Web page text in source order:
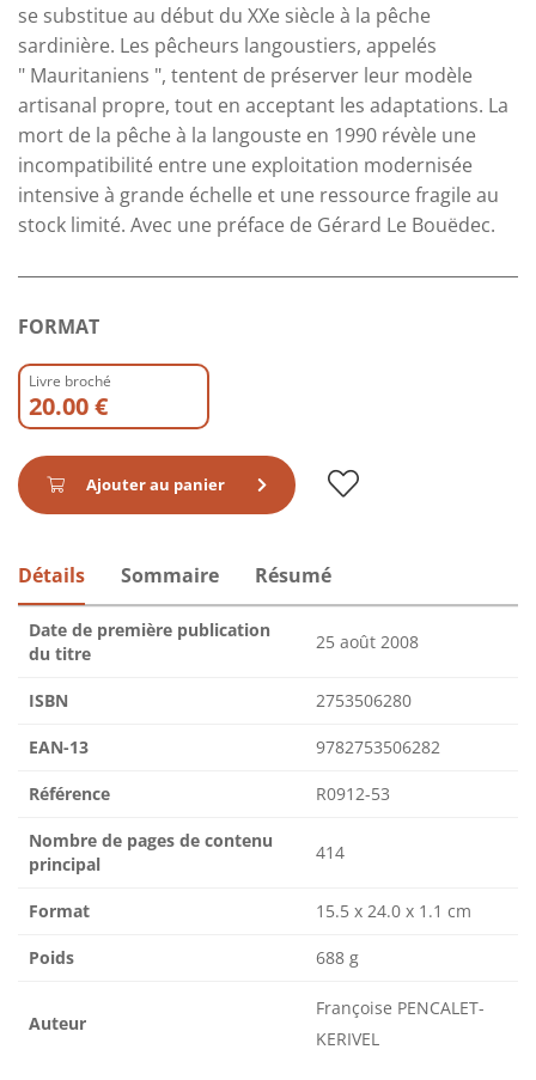
se substitue au début du XXe siècle à la pêche
sardinière. Les pêcheurs langoustiers, appelés
" Mauritaniens ", tentent de préserver leur modèle
artisanal propre, tout en acceptant les adaptations. La
mort de la pêche à la langouste en 1990 révèle une
incompatibilité entre une exploitation modernisée
intensive à grande échelle et une ressource fragile au
stock limité. Avec une préface de Gérard Le Bouëdec.
FORMAT
Livre broché
20.00 €
Ajouter au panier
Détails Sommaire Résumé
Date de première publication
du titre
25 août 2008
ISBN 2753506280
EAN-13 9782753506282
Référence R0912-53
Nombre de pages de contenu
principal
414
Format 15.5 x 24.0 x 1.1 cm
Poids 688 g
Auteur
Françoise PENCALET-
KERIVEL